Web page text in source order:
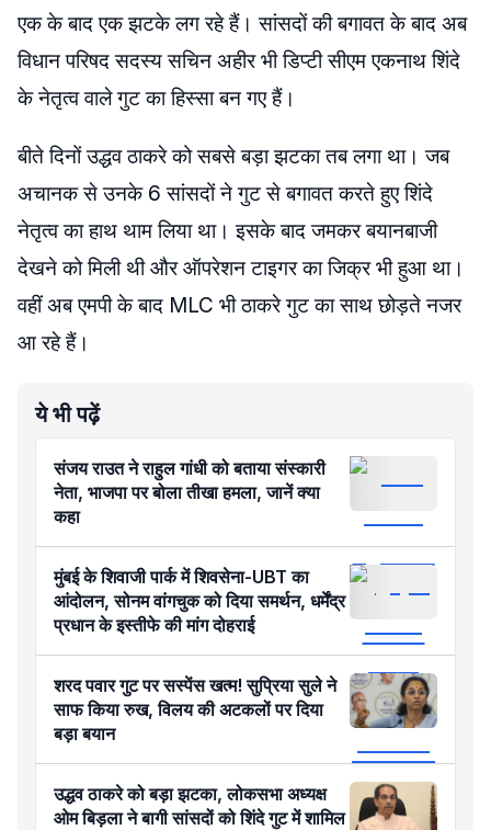
एक के बाद एक झटके लग रहे हैं। सांसदों की बगावत के बाद अब
विधान परिषद सदस्य सचिन अहीर भी डिप्टी सीएम एकनाथ शिंदे
के नेतृत्व वाले गुट का हिस्सा बन गए हैं।
बीते दिनों उद्धव ठाकरे को सबसे बड़ा झटका तब लगा था। जब
अचानक से उनके 6 सांसदों ने गुट से बगावत करते हुए शिंदे
नेतृत्व का हाथ थाम लिया था। इसके बाद जमकर बयानबाजी
देखने को मिली थी और ऑपरेशन टाइगर का जिक्र भी हुआ था।
वहीं अब एमपी के बाद MLC भी ठाकरे गुट का साथ छोड़ते नजर
आ रहे हैं।
ये भी पढ़ें
संजय राउत ने राहुल गांधी को बताया संस्कारी
नेता, भाजपा पर बोला तीखा हमला, जानें क्या
कहा
मुंबई के शिवाजी पार्क में शिवसेना-UBT का
आंदोलन, सोनम वांगचुक को दिया समर्थन, धर्मेंद्र
प्रधान के इस्तीफे की मांग दोहराई
शरद पवार गुट पर सस्पेंस खत्म! सुप्रिया सुले ने
साफ किया रुख, विलय की अटकलों पर दिया
बड़ा बयान
उद्धव ठाकरे को बड़ा झटका, लोकसभा अध्यक्ष
ओम बिड़ला ने बागी सांसदों को शिंदे गुट में शामिल